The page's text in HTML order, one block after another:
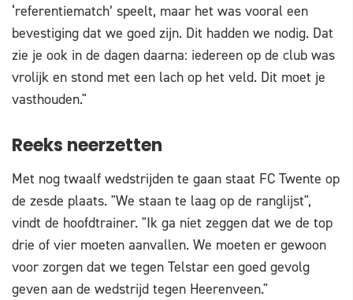
‘referentiematch’ speelt, maar het was vooral een
bevestiging dat we goed zijn. Dit hadden we nodig. Dat
zie je ook in de dagen daarna: iedereen op de club was
vrolijk en stond met een lach op het veld. Dit moet je
vasthouden."
Reeks neerzetten
Met nog twaalf wedstrijden te gaan staat FC Twente op
de zesde plaats. "We staan te laag op de ranglijst",
vindt de hoofdtrainer. "Ik ga niet zeggen dat we de top
drie of vier moeten aanvallen. We moeten er gewoon
voor zorgen dat we tegen Telstar een goed gevolg
geven aan de wedstrijd tegen Heerenveen."